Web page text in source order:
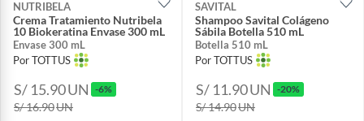
NUTRIBELA
Crema Tratamiento Nutribela
10 Biokeratina Envase 300 mL
Envase 300 mL
Por TOTTUS
S/ 15.90UN -6%
S/ 16.90UN
SAVITAL
Shampoo Savital Colágeno
Sábila Botella 510 mL
Botella 510 mL
Por TOTTUS
S/ 11.90UN -20%
S/ 14.90UN